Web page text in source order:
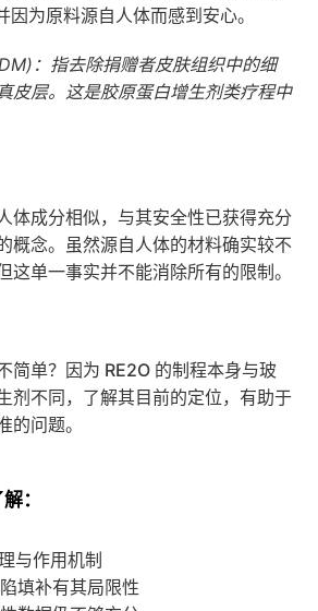
因为原料源自人体而感到安心。
：指去除捐赠者皮肤组织中的细
皮层。这是胶原蛋白增生剂类疗程中
体成分相似，与其安全性已获得充分
概念。虽然源自人体的材料确实较不
这单一事实并不能消除所有的限制。
简单？因为 RE2O 的制程本身与玻
剂不同，了解其目前的定位，有助于
的问题。
：
与作用机制
填补有其局限性